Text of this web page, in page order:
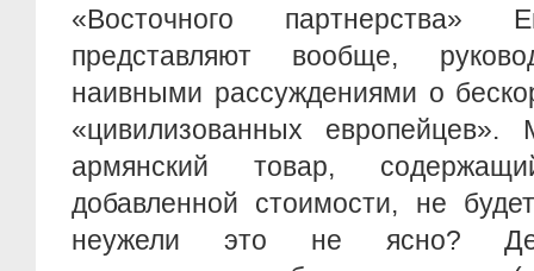
«Восточного
представляют вообще,
наивными рассуждениями о
«цивилизованных
армянский товар,
добавленной стоимости, не
неужели это не ясно?